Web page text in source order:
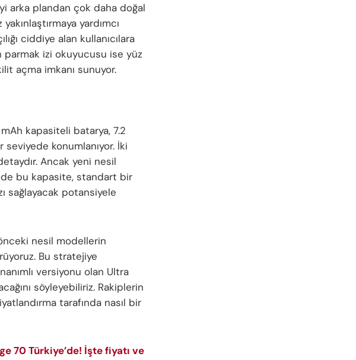
arka plandan çok daha doğal
yardımcı
ciddiye alan kullanıcılara
parmak izi okuyucusu ise yüz
açma imkanı sunuyor.
kapasiteli batarya, 7.2
konumlanıyor. İki
Ancak yeni nesil
bu kapasite, standart bir
sağlayacak potansiyele
nesil modellerin
Bu stratejiye
versiyonu olan Ultra
söyleyebiliriz. Rakiplerin
tarafında nasıl bir
70 Türkiye’de! İşte fiyatı ve